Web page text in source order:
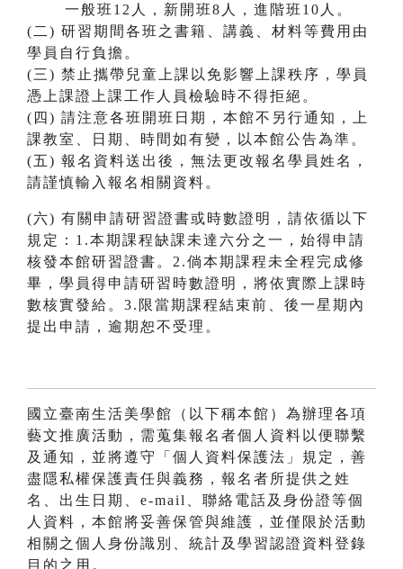
一般班12人，新開班8人，進階班10人。
(二) 研習期間各班之書籍、講義、材料等費用由
學員自行負擔。
(三) 禁止攜帶兒童上課以免影響上課秩序，學員
憑上課證上課工作人員檢驗時不得拒絕。
(四) 請注意各班開班日期，本館不另行通知，上
課教室、日期、時間如有變，以本館公告為準。
(五) 報名資料送出後，無法更改報名學員姓名，
請謹慎輸入報名相關資料。
(六) 有關申請研習證書或時數證明，請依循以下
規定：1.本期課程缺課未達六分之一，始得申請
核發本館研習證書。2.倘本期課程未全程完成修
畢，學員得申請研習時數證明，將依實際上課時
數核實發給。3.限當期課程結束前、後一星期內
提出申請，逾期恕不受理。
國立臺南生活美學館（以下稱本館）為辦理各項
藝文推廣活動，需蒐集報名者個人資料以便聯繫
及通知，並將遵守「個人資料保護法」規定，善
盡隱私權保護責任與義務，報名者所提供之姓
名、出生日期、e-mail、聯絡電話及身份證等個
人資料，本館將妥善保管與維護，並僅限於活動
相關之個人身份識別、統計及學習認證資料登錄
目的之用。